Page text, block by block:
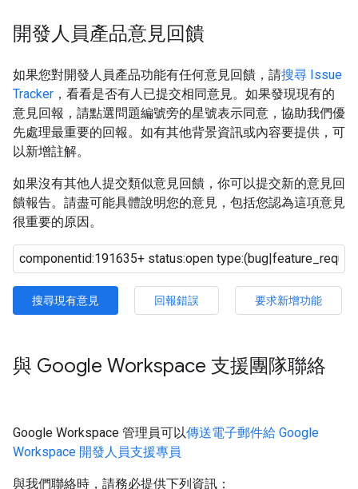
開發人員產品意見回饋
如果您對開發人員產品功能有任何意見回饋，請搜尋 Issue
Tracker ，看看是否有人已提交相同意見。如果發現現有的
意見回報，請點選問題編號旁的星號表示同意，協助我們優
先處理最重要的回報。如有其他背景資訊或內容要提供，可
以新增註解。
如果沒有其他人提交類似意見回饋，你可以提交新的意見回
饋報告。請盡可能具體說明您的意見，包括您認為這項意見
很重要的原因。
搜尋現有意見 回報錯誤 要求新增功能
與 Google Workspace 支援團隊聯絡
Google Workspace 管理員可以傳送電子郵件給 Google
Workspace 開發人員支援專員
與我們聯絡時，請務必提供下列資訊：